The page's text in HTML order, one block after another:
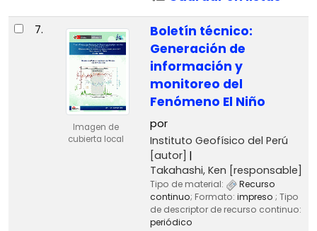
7.
Imagen de
cubierta local
Boletín técnico:
Generación de
información y
monitoreo del
Fenómeno El Niño
por
Instituto Geofísico del Perú
[autor]
Takahashi, Ken [responsable]
Tipo de material:
Recurso
continuo; Formato: impreso ; Tipo
de descriptor de recurso continuo:
periódico